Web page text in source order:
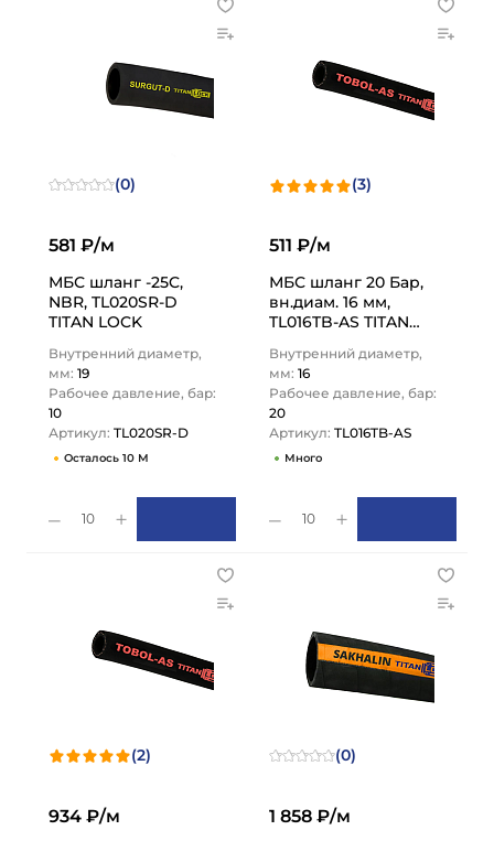
(0)
581 ₽/м
МБС шланг -25C,
NBR, TL020SR-D
TITAN LOCK
Внутренний диаметр,
мм: 19
Рабочее давление, бар:
10
Артикул: TL020SR-D
Осталось 10 М
10
(3)
511 ₽/м
МБС шланг 20 Бар,
вн.диам. 16 мм,
TL016TB-AS TITAN
Внутренний диаметр,
мм: 16
Рабочее давление, бар:
20
Артикул: TL016TB-AS
Много
10
(2)
934 ₽/м
(0)
1 858 ₽/м